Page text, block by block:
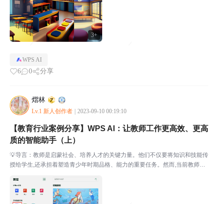
3+
WPS AI
6 0 分享
熠林
Lv.1 新人创作者 2023-09-10 00:19:10
【教育行业案例分享】WPS AI：让教师工作更高效、更高
质的智能助手（上）
💡导言：教师是启蒙社会、培养人才的关键力量。他们不仅要将知识和技能传
授给学生,还承担着塑造青少年时期品格、能力的重要任务。然而,当前教师们
作业批改、来自家长的高期望等等。如何提高教育效率和...